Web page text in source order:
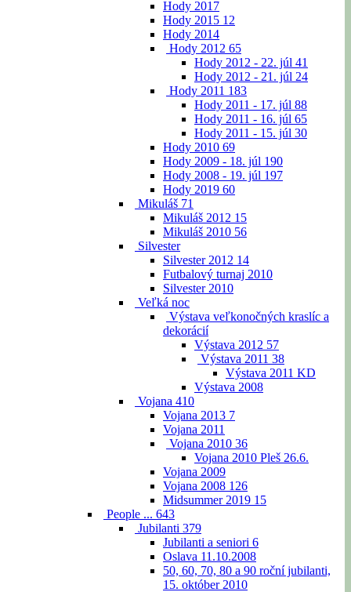
Hody 2017
Hody 2015 12
Hody 2014
Hody 2012 65
Hody 2012 - 22. júl 41
Hody 2012 - 21. júl 24
Hody 2011 183
Hody 2011 - 17. júl 88
Hody 2011 - 16. júl 65
Hody 2011 - 15. júl 30
Hody 2010 69
Hody 2009 - 18. júl 190
Hody 2008 - 19. júl 197
Hody 2019 60
Mikuláš 71
Mikuláš 2012 15
Mikuláš 2010 56
Silvester
Silvester 2012 14
Futbalový turnaj 2010
Silvester 2010
Veľká noc
Výstava veľkonočných kraslíc a
dekorácií
Výstava 2012 57
Výstava 2011 38
Výstava 2011 KD
Výstava 2008
Vojana 410
Vojana 2013 7
Vojana 2011
Vojana 2010 36
Vojana 2010 Pleš 26.6.
Vojana 2009
Vojana 2008 126
Midsummer 2019 15
People ... 643
Jubilanti 379
Jubilanti a seniori 6
Oslava 11.10.2008
50, 60, 70, 80 a 90 roční jubilanti,
15. október 2010